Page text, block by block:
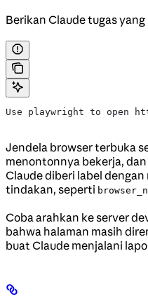
Berikan Claude tugas
Use playwright to open
Jendela browser terbuka
menontonnya bekerja,
Claude diberi label dengan
tindakan, seperti
Coba arahkan ke server
bahwa halaman masih
buat Claude menjalani